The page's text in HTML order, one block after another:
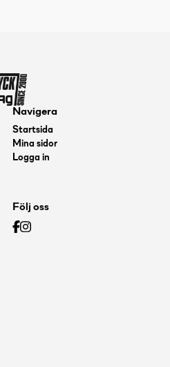
Navigera
Startsida
Mina sidor
Logga in
Följ oss